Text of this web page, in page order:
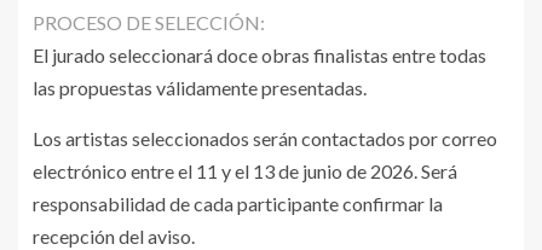
PROCESO DE SELECCIÓN:
El jurado seleccionará doce obras finalistas entre todas
las propuestas válidamente presentadas.
Los artistas seleccionados serán contactados por correo
electrónico entre el 11 y el 13 de junio de 2026. Será
responsabilidad de cada participante confirmar la
recepción del aviso.